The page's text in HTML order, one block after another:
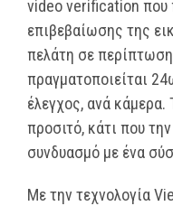
video verification που
επιβεβαίωσης της
πελάτη σε
πραγματοποιείται
έλεγχος, ανά κάμερα.
προσιτό, κάτι που
συνδυασμό με ένα
Με την τεχνολογία